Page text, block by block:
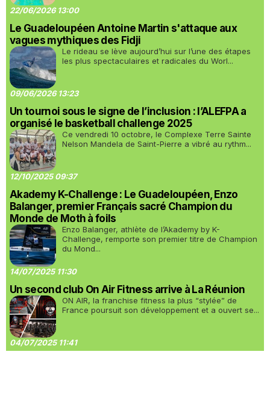
22/06/2026 13:00
Le Guadeloupéen Antoine Martin s'attaque aux
vagues mythiques des Fidji
Le rideau se lève aujourd’hui sur l’une des étapes
les plus spectaculaires et radicales du Worl...
09/06/2026 13:23
Un tournoi sous le signe de l’inclusion : l’ALEFPA a
organisé le basketball challenge 2025
Ce vendredi 10 octobre, le Complexe Terre Sainte
Nelson Mandela de Saint-Pierre a vibré au rythm...
12/10/2025 09:37
Akademy K-Challenge : Le Guadeloupéen, Enzo
Balanger, premier Français sacré Champion du
Monde de Moth à foils
Enzo Balanger, athlète de l’Akademy by K-
Challenge, remporte son premier titre de Champion
du Mond...
14/07/2025 11:30
Un second club On Air Fitness arrive à La Réunion
ON AIR, la franchise fitness la plus “stylée” de
France poursuit son développement et a ouvert se...
04/07/2025 11:41